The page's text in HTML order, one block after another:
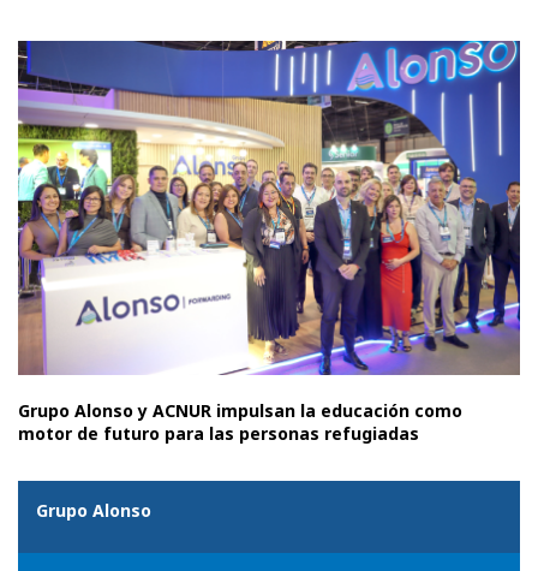
Grupo Alonso y ACNUR impulsan la educación como
motor de futuro para las personas refugiadas
Grupo Alonso